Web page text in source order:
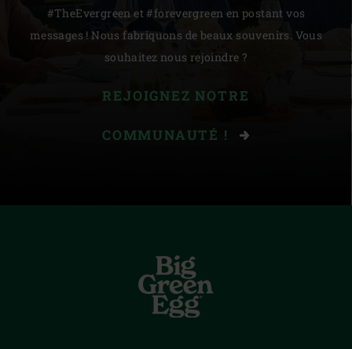
#TheEvergreen et #forevergreen en postant vos
messages ! Nous fabriquons de beaux souvenirs. Vous
souhaitez nous rejoindre ?
REJOIGNEZ NOTRE
COMMUNAUTÉ !